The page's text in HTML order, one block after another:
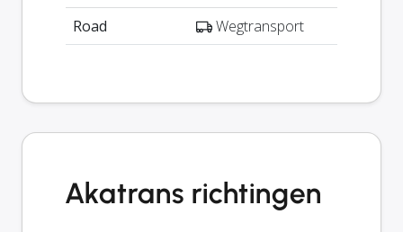
Road
Wegtransport
Akatrans richtingen